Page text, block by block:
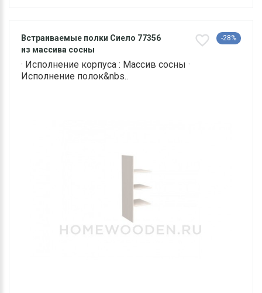
Встраиваемые полки Сиело 77356
из массива сосны
-28%
· Исполнение корпуса : Массив сосны ·
Исполнение полок&nbs..